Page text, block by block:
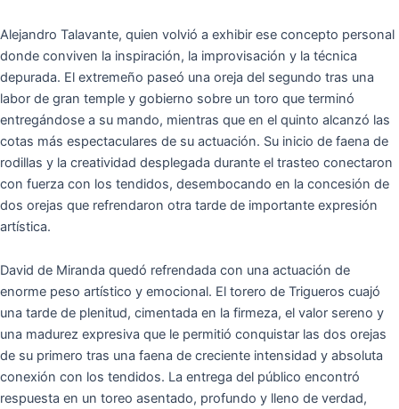
Alejandro Talavante, quien volvió a exhibir ese concepto personal
donde conviven la inspiración, la improvisación y la técnica
depurada. El extremeño paseó una oreja del segundo tras una
labor de gran temple y gobierno sobre un toro que terminó
entregándose a su mando, mientras que en el quinto alcanzó las
cotas más espectaculares de su actuación. Su inicio de faena de
rodillas y la creatividad desplegada durante el trasteo conectaron
con fuerza con los tendidos, desembocando en la concesión de
dos orejas que refrendaron otra tarde de importante expresión
artística.
David de Miranda quedó refrendada con una actuación de
enorme peso artístico y emocional. El torero de Trigueros cuajó
una tarde de plenitud, cimentada en la firmeza, el valor sereno y
una madurez expresiva que le permitió conquistar las dos orejas
de su primero tras una faena de creciente intensidad y absoluta
conexión con los tendidos. La entrega del público encontró
respuesta en un toreo asentado, profundo y lleno de verdad,